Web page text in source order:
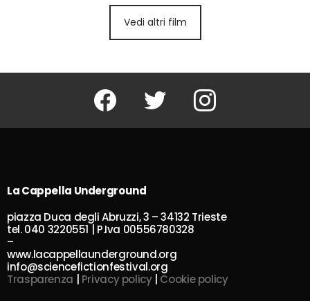
Vedi altri film
Facebook Twitter Instagram
La Cappella Underground
piazza Duca degli Abruzzi, 3 – 34132 Trieste
tel. 040 3220551 | P.Iva 00556780328
–
www.lacappellaunderground.org
info@sciencefictionfestival.org
Trasparenza | Privacy policy| Cookie policy